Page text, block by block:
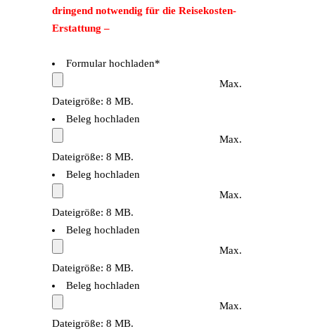
dringend notwendig für die Reisekosten-
Erstattung –
Formular hochladen*
Max.
Dateigröße: 8 MB.
Beleg hochladen
Max.
Dateigröße: 8 MB.
Beleg hochladen
Max.
Dateigröße: 8 MB.
Beleg hochladen
Max.
Dateigröße: 8 MB.
Beleg hochladen
Max.
Dateigröße: 8 MB.